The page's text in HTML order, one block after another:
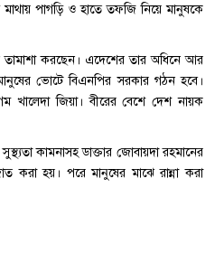
পাগড়ি ও হাতে তফজি নিয়ে মানুষকে
তামাশা করছেন। এদেশের তার অধিনে আর
ভোটে বিএনপির সরকার গঠন হবে।
খালেদা জিয়া। বীরের বেশে দেশ নায়ক
কামনাসহ ডাক্তার জোবায়দা রহমানের
করা হয়। পরে মানুষের মাঝে রান্না করা